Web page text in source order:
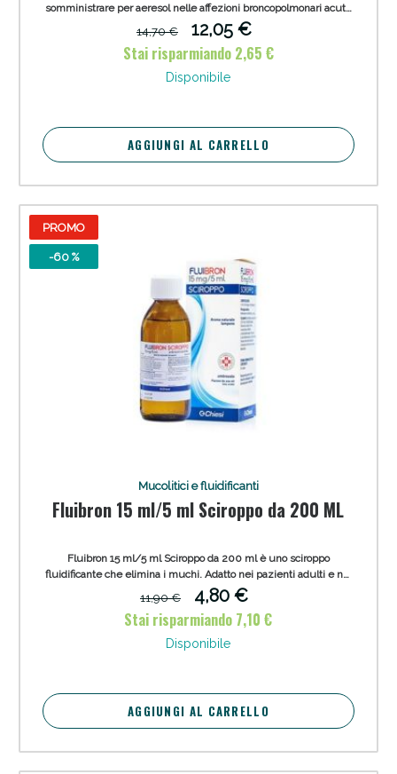
somministrare per aeresol nelle affezioni broncopolmonari acute
e croniche, volto ad alleviare tosse e pesantezza in petto. Adatto
per adulti e bambini con più di 2 anni di età.
14,70 €
12,05 €
Stai risparmiando 2,65 €
Disponibile
AGGIUNGI AL CARRELLO
PROMO
-60 %
Mucolitici e fluidificanti
Fluibron 15 ml/5 ml Sciroppo da 200 ML
Fluibron 15 ml/5 ml Sciroppo da 200 ml è uno sciroppo
fluidificante che elimina i muchi. Adatto nei pazienti adulti e nei
bambini da 2 anni in poi affetti da malattie acute delle vie
respiratorie caratterizzate da muco denso e viscoso.
11,90 €
4,80 €
Stai risparmiando 7,10 €
Disponibile
AGGIUNGI AL CARRELLO